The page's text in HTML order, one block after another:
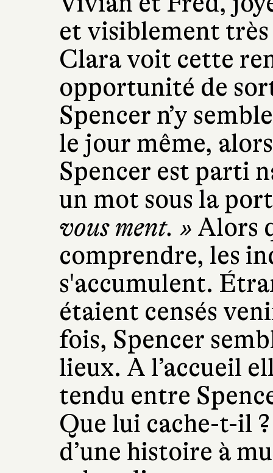
et visiblement
Clara voit cette
opportunité de
Spencer n’y
le jour même,
Spencer est parti
un mot sous la
vous ment. » Alors
comprendre, les
s'accumulent.
étaient censés
fois, Spencer
lieux. A l’accueil
tendu entre
Que lui cache-t-il ?
d’une histoire à